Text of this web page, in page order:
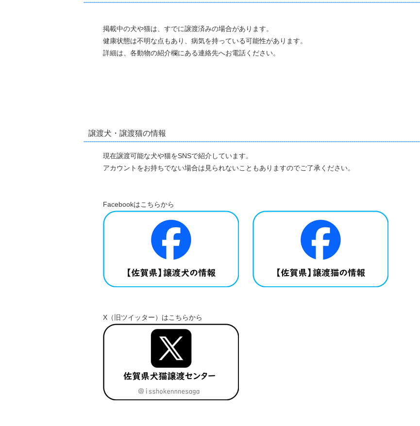
掲載中の犬や猫は、すでに譲渡済みの場合があります。
健康状態は不明な点もあり、病気を持っている可能性があります。
詳細は、各動物の紹介欄にある連絡先へお電話ください。
譲渡犬・譲渡猫の情報
現在譲渡可能な犬や猫をSNSで紹介しています。
アカウントをお持ちでない場合は見られないこともありますのでご了承ください。
Facebookはこちらから
X（旧ツイッター）はこちらから